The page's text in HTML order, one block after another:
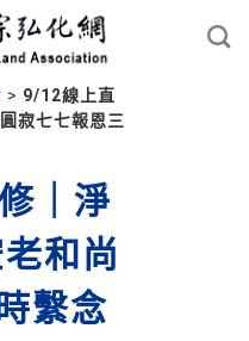
> 9/12線上直
寂七七報恩三
｜淨
和尚
繫念